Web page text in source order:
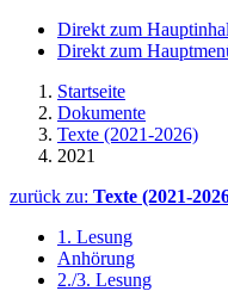
Direkt zum
Direkt zum
Startseite
Dokumente
Texte (2021-2026)
2021
zurück zu: Texte (2021-
1. Lesung
Anhörung
2./3. Lesung